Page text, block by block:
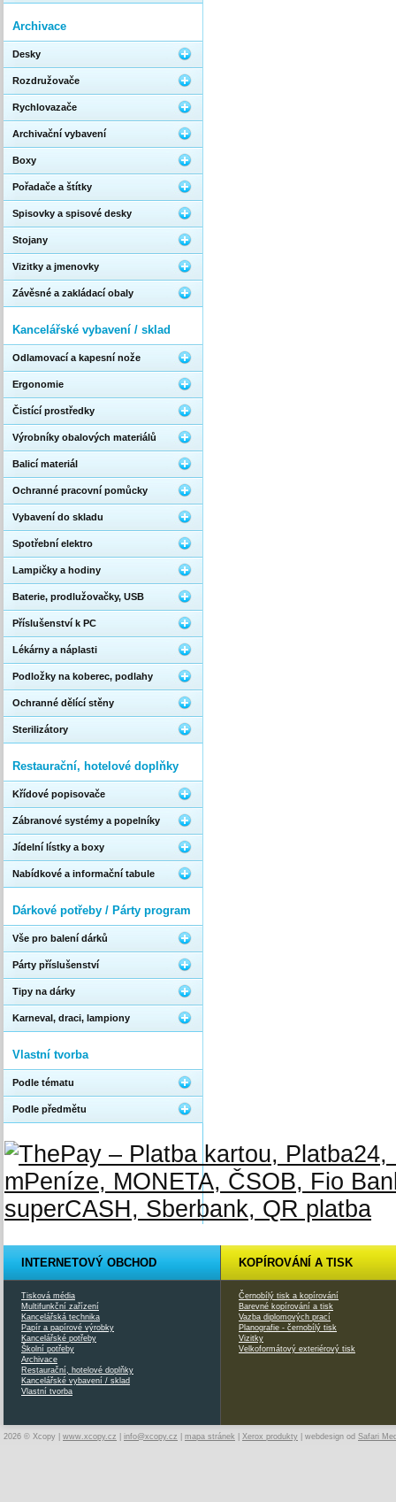
Archivace
Desky
Rozdružovače
Rychlovazače
Archivační vybavení
Boxy
Pořadače a štítky
Spisovky a spisové desky
Stojany
Vizitky a jmenovky
Závěsné a zakládací obaly
Kancelářské vybavení / sklad
Odlamovací a kapesní nože
Ergonomie
Čistící prostředky
Výrobníky obalových materiálů
Balicí materiál
Ochranné pracovní pomůcky
Vybavení do skladu
Spotřební elektro
Lampičky a hodiny
Baterie, prodlužovačky, USB
Příslušenství k PC
Lékárny a náplasti
Podložky na koberec, podlahy
Ochranné dělící stěny
Sterilizátory
Restaurační, hotelové doplňky
Křídové popisovače
Zábranové systémy a popelníky
Jídelní lístky a boxy
Nabídkové a informační tabule
Dárkové potřeby / Párty program
Vše pro balení dárků
Párty příslušenství
Tipy na dárky
Karneval, draci, lampiony
Vlastní tvorba
Podle tématu
Podle předmětu
INTERNETOVÝ OBCHOD
Tisková média
Multifunkční zařízení
Kancelářská technika
Papír a papírové výrobky
Kancelářské potřeby
Školní potřeby
Archivace
Restaurační, hotelové doplňky
Kancelářské vybavení / sklad
Vlastní tvorba
KOPÍROVÁNÍ A TISK
Černobílý tisk a kopírování
Barevné kopírování a tisk
Vazba diplomových prací
Planografie - černobílý tisk
Vizitky
Velkoformátový exteriérový tisk
2026 © Xcopy | www.xcopy.cz info@xcopy.cz mapa stránek Xerox produkty | webdesign od Safari